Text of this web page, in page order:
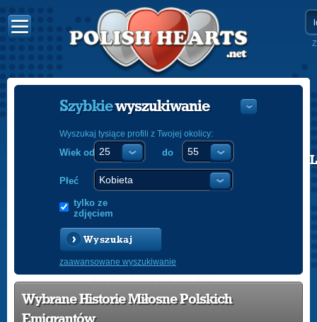
POLISH
Szybkiewyszukiwanie
Wyszukaj tysiące profili z Twojej okolicy:
Wiek od do
Płeć
tylko ze
zdjęciem
Wyszukaj
zaawansowane wyszukiwanie
Wybrane Historie Miłosne Polskich
Emigrantów